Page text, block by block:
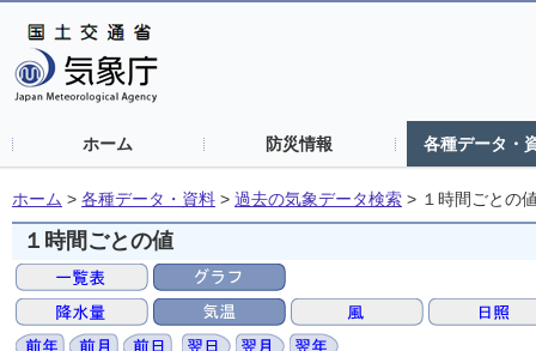
ホーム 防災情報 各種データ・
ホーム > 各種データ・資料 > 過去の気象データ検索 > １時間ごとの
１時間ごとの値